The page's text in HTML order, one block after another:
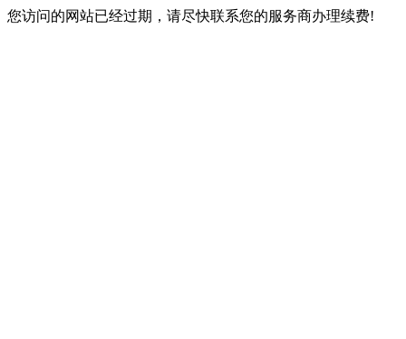
您访问的网站已经过期，请尽快联系您的服务商办理续费!